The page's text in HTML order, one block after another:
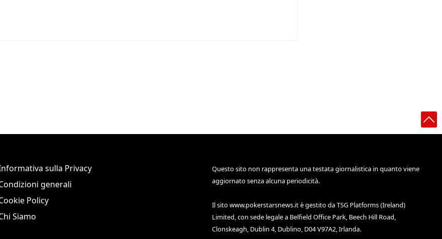
sulla Privacy
generali
Policy
Siamo
Questo sito non rappresenta una testata giornalistica in quanto viene
aggiornato senza alcuna periodicità.
Il sitowww.pokerstarsnews.itè gestito da TSG Platforms (Ireland)
Limited, con sede legale a Belfield Office Park, Beech Hill Road,
Clonskeagh, Dublin 4, Dublino, D04 V97A2, Irlanda.